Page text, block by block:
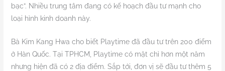
bạc”. Nhiều trung tâm đang có kế hoạch đầu tư mạnh cho
loại hình kinh doanh này.
Bà Kim Kang Hwa cho biết Playtime đã đầu tư trên 200 điểm
ở Hàn Quốc. Tại TPHCM, Playtime có mặt chỉ hơn một năm
nhưng hiện đã có 2 địa điểm. Sắp tới, đơn vị sẽ đầu tư thêm 5